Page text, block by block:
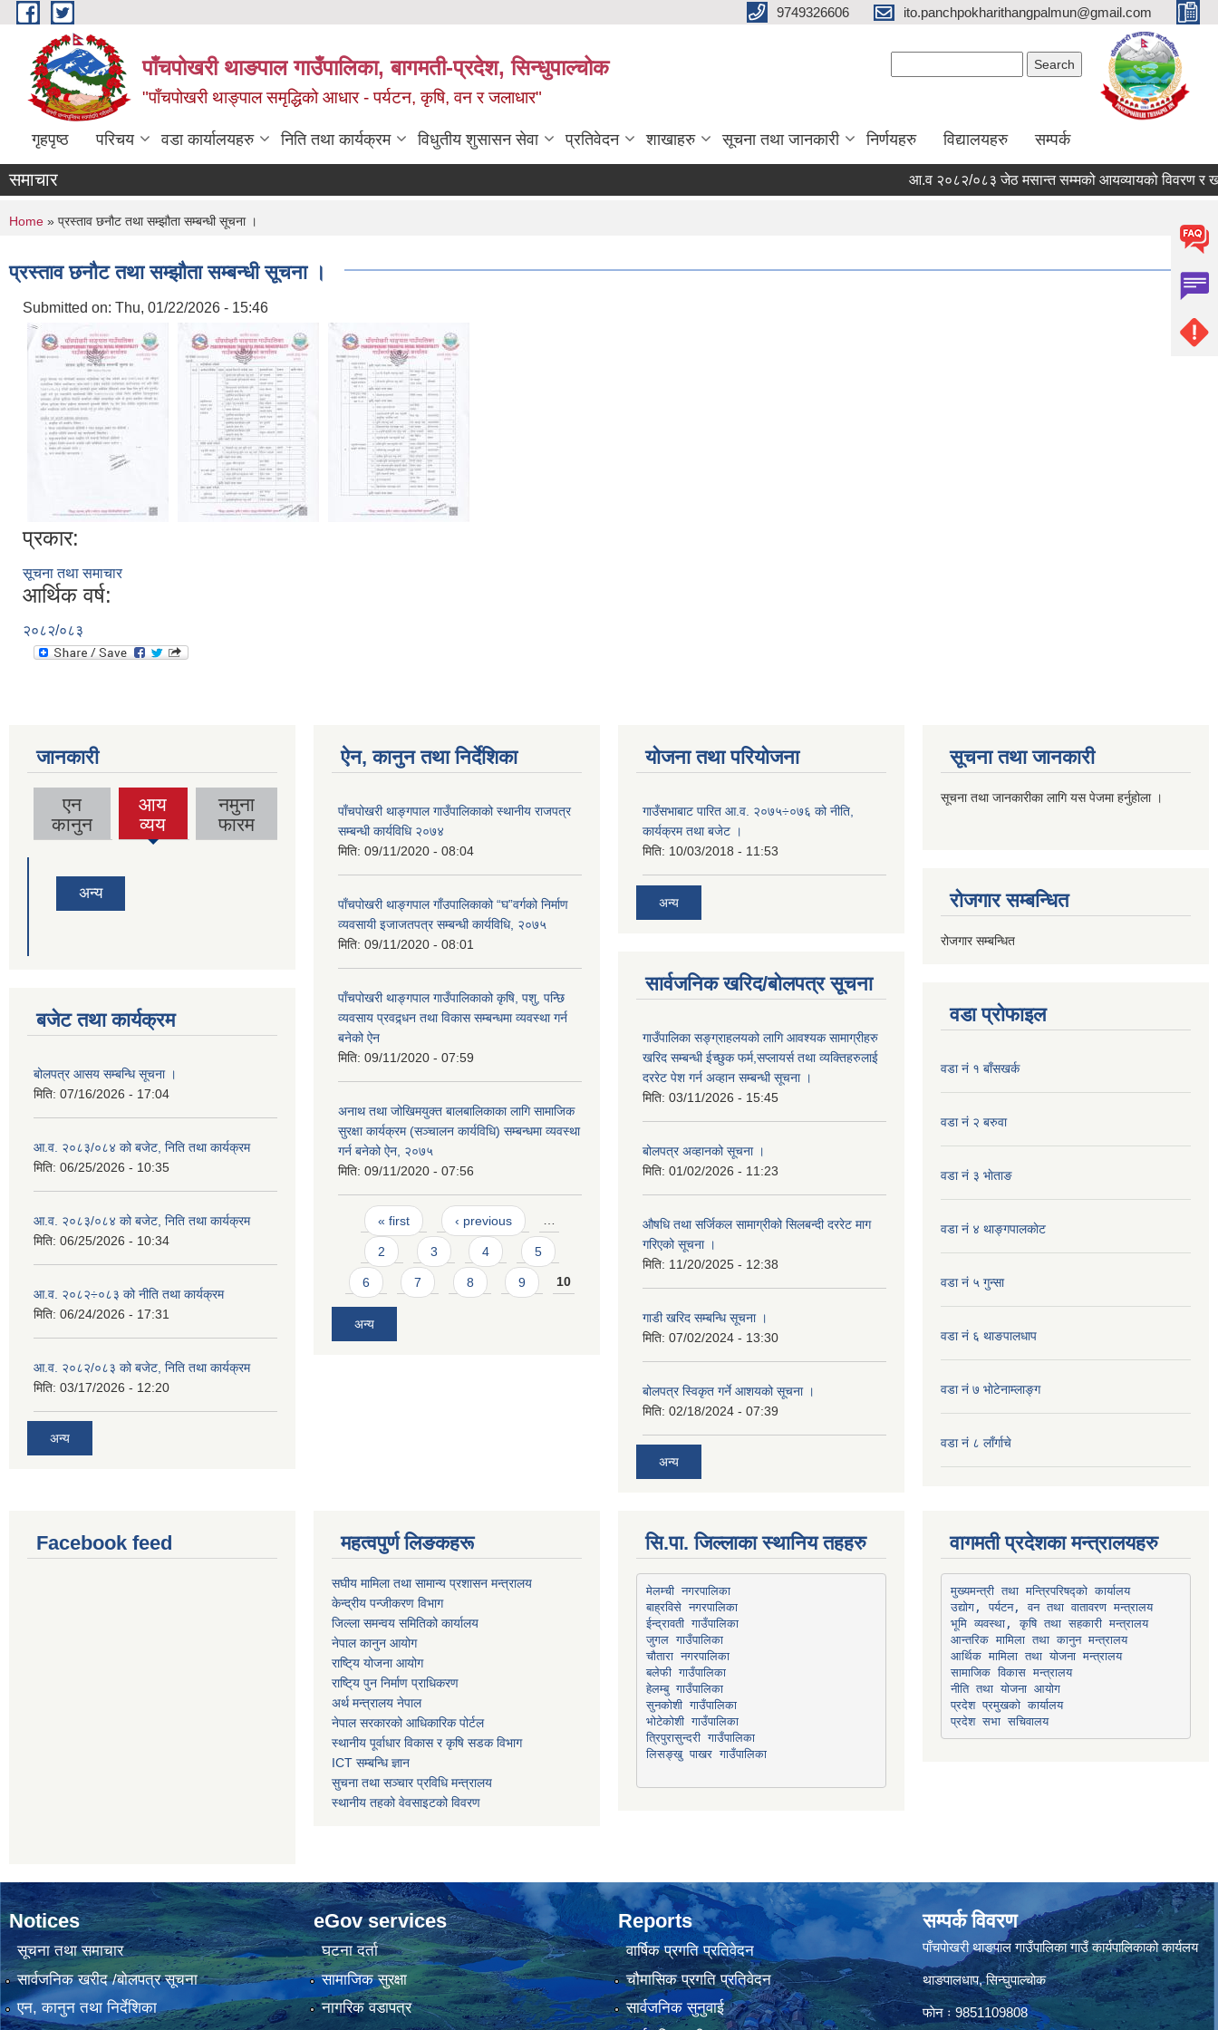
Skip to main content 9749326606 ito.panchpokharithangpalmun@gmail.com
पाँचपोखरी थाङपाल गाउँपालिका, बागमती-प्रदेश, सिन्धुपाल्चोक
"पाँचपोखरी थाङ्पाल समृद्धिको आधार - पर्यटन, कृषि, वन र जलाधार"
गृहपृष्ठ परिचय वडा कार्यालयहरु निति तथा कार्यक्रम विधुतीय शुसासन सेवा प्रतिवेदन शाखाहरु सूचना तथा जानकारी निर्णयहरु विद्यालयहरु सम्पर्क
समाचार आ.व २०८२/०८३ जेठ मसान्त सम्मको आयव्यायको विवरण र
You are here
Home » प्रस्ताव छनौट तथा सम्झौता सम्बन्धी सूचना ।
प्रस्ताव छनौट तथा सम्झौता सम्बन्धी सूचना ।
Submitted on: Thu, 01/22/2026 - 15:46
प्रकार:
सूचना तथा समाचार
आर्थिक वर्ष:
२०८२/०८३
जानकारी
एन
कानुन
आय
व्यय
(active
tab)
नमुना
फारम
अन्य
बजेट तथा कार्यक्रम
बोलपत्र आसय सम्बन्धि सूचना ।
मिति: 07/16/2026 - 17:04
आ.व. २०८३/०८४ को बजेट, निति तथा कार्यक्रम
मिति: 06/25/2026 - 10:35
आ.व. २०८३/०८४ को बजेट, निति तथा कार्यक्रम
मिति: 06/25/2026 - 10:34
आ.व. २०८२÷०८३ को नीति तथा कार्यक्रम
मिति: 06/24/2026 - 17:31
आ.व. २०८२/०८३ को बजेट, निति तथा कार्यक्रम
मिति: 03/17/2026 - 12:20
अन्य
ऐन, कानुन तथा निर्देशिका
पाँचपोखरी थाङ्गपाल गाउँपालिकाको स्थानीय राजपत्र
सम्बन्धी कार्यविधि २०७४
मिति: 09/11/2020 - 08:04
पाँचपोखरी थाङ्गपाल गाँउपालिकाको “घ”वर्गको निर्माण
व्यवसायी इजाजतपत्र सम्बन्धी कार्यविधि, २०७५
मिति: 09/11/2020 - 08:01
पाँचपोखरी थाङ्गपाल गाउँपालिकाको कृषि, पशु, पन्छि
व्यवसाय प्रवद्र्धन तथा विकास सम्बन्धमा व्यवस्था गर्न
बनेको ऐन
मिति: 09/11/2020 - 07:59
अनाथ तथा जोखिमयुक्त बालबालिकाका लागि सामाजिक
सुरक्षा कार्यक्रम (सञ्चालन कार्यविधि) सम्बन्धमा व्यवस्था
गर्न बनेको ऐन, २०७५
मिति: 09/11/2020 - 07:56
Pages
« first ‹ previous …
2 3 4 5
6 7 8 9 10
अन्य
योजना तथा परियोजना
गाउँसभाबाट पारित आ.व. २०७५÷०७६ को नीति,
कार्यक्रम तथा बजेट ।
मिति: 10/03/2018 - 11:53
अन्य
सार्वजनिक खरिद/बोलपत्र सूचना
गाउँपालिका सङ्ग्राहलयको लागि आवश्यक सामाग्रीहरु
खरिद सम्बन्धी ईच्छुक फर्म,सप्लायर्स तथा व्यक्तिहरुलाई
दररेट पेश गर्न अव्हान सम्बन्धी सूचना ।
मिति: 03/11/2026 - 15:45
बोलपत्र अव्हानको सूचना ।
मिति: 01/02/2026 - 11:23
औषधि तथा सर्जिकल सामाग्रीको सिलबन्दी दररेट माग
गरिएको सूचना ।
मिति: 11/20/2025 - 12:38
गाडी खरिद सम्बन्धि सूचना ।
मिति: 07/02/2024 - 13:30
बोलपत्र स्विकृत गर्ने आशयको सूचना ।
मिति: 02/18/2024 - 07:39
अन्य
सूचना तथा जानकारी
सूचना तथा जानकारीका लागि यस पेजमा हर्नुहोला ।
रोजगार सम्बन्धित
रोजगार सम्बन्धित
वडा प्रोफाइल
वडा नं १ बाँसखर्क
वडा नं २ बरुवा
वडा नं ३ भाेताङ
वडा नं ४ थाङ्गपालकाेट
वडा नं ५ गुन्सा
वडा नं ६ थाङपालधाप
वडा नं ७ भाेटेनाम्लाङ्ग
वडा नं ८ लाँर्गाचे
Facebook feed महत्वपुर्ण लिङकहरू
स‌घीय मामिला तथा सामान्य प्रशासन मन्त्रालय
केन्द्रीय पन्जीकरण विभाग
जिल्ला समन्वय समितिको कार्यालय
नेपाल कानुन आयोग
राष्टि्य योजना आयोग
राष्टि्य पुन निर्माण प्राधिकरण
अर्थ मन्त्रालय नेपाल
नेपाल सरकारको आधिकारिक पोर्टल
स्थानीय पूर्वाधार विकास र कृषि सडक विभाग
ICT सम्बन्धि ज्ञान
सुचना तथा सञ्चार प्रविधि मन्त्रालय
स्थानीय तहको वेवसाइटको विवरण
सि.पा. जिल्लाका स्थानिय तहहरु
मेलम्ची नगरपालिका
बाह्रविसे नगरपालिका
ईन्द्रावती गाउँपालिका
जुगल गाउँपालिका
चौतारा नगरपालिका
बलेफी गाउँपालिका
हेलम्बु गाउँपालिका
सुनकोशी गाउँपालिका
भोटेकोशी गाउँपालिका
त्रिपुरासुन्दरी गाउँपालिका
लिसङ्खु पाखर गाउँपालिका
वागमती प्रदेशका मन्त्रालयहरु
मुख्यमन्त्री तथा मन्त्रिपरिषद्को कार्यालय
उद्योग, पर्यटन, वन तथा वातावरण मन्त्रालय
भूमि व्यवस्था, कृषि तथा सहकारी मन्त्रालय
आन्तरिक मामिला तथा कानुन मन्त्रालय
आर्थिक मामिला तथा योजना मन्त्रालय
सामाजिक विकास मन्त्रालय
नीति तथा योजना आयोग
प्रदेश प्रमुखको कार्यालय
प्रदेश सभा सचिवालय
Notices
सूचना तथा समाचार
सार्वजनिक खरीद /बोलपत्र सूचना
एन, कानुन तथा निर्देशिका
eGov services
घटना दर्ता
सामाजिक सुरक्षा
नागरिक वडापत्र
Reports
वार्षिक प्रगति प्रतिवेदन
चौमासिक प्रगति प्रतिवेदन
सार्वजनिक सुनुवाई
सम्पर्क विवरण
पाँचपाेखरी थाङपाल गाउँपालिका गाउँ कार्यपालिकाको कार्यलय
थाङपालधाप, सिन्घुपाल्चाेक
फाेन ः 9851109808